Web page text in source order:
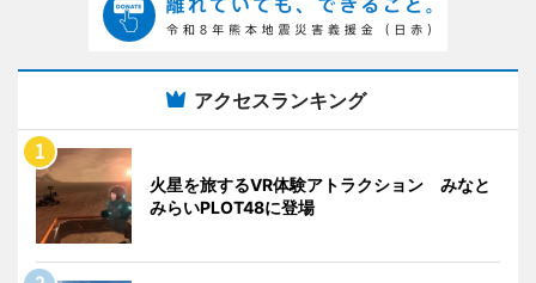
アクセスランキング
火星を旅するVR体験アトラクション みなと
みらいPLOT48に登場